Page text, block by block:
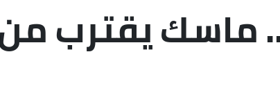
ماسك يقترب